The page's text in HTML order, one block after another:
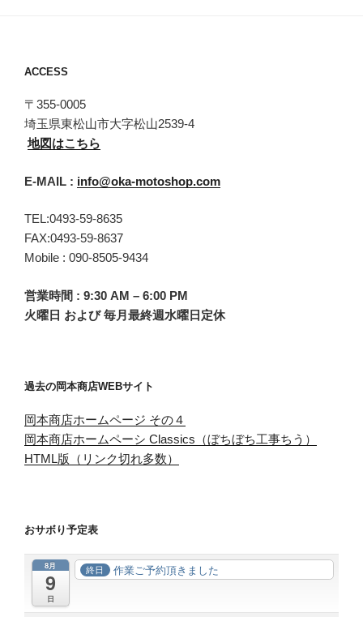
ACCESS
〒355-0005
埼玉県東松山市大字松山2539-4
地図はこちら
E-MAIL : info@oka-motoshop.com
TEL:0493-59-8635
FAX:0493-59-8637
Mobile : 090-8505-9434
営業時間 : 9:30 AM – 6:00 PM
火曜日 および 毎月最終週水曜日定休
過去の岡本商店WEBサイト
岡本商店ホームページ その４
岡本商店ホームペーシ Classics（ぼちぼち工事ちう）
HTML版（リンク切れ多数）
おサボり予定表
8月
9
日
終日 作業ご予約頂きました